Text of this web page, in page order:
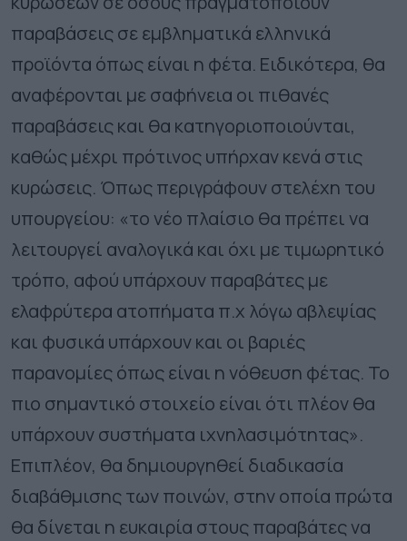
παραβάσεις σε εμβληματικά ελληνικά
προϊόντα όπως είναι η φέτα. Ειδικότερα, θα
αναφέρονται με σαφήνεια οι πιθανές
παραβάσεις και θα κατηγοριοποιούνται,
καθώς μέχρι πρότινος υπήρχαν κενά στις
κυρώσεις. Όπως περιγράφουν στελέχη του
υπουργείου: «το νέο πλαίσιο θα πρέπει να
λειτουργεί αναλογικά και όχι με τιμωρητικό
τρόπο, αφού υπάρχουν παραβάτες με
ελαφρύτερα ατοπήματα π.χ λόγω αβλεψίας
και φυσικά υπάρχουν και οι βαριές
παρανομίες όπως είναι η νόθευση φέτας. Το
πιο σημαντικό στοιχείο είναι ότι πλέον θα
υπάρχουν συστήματα ιχνηλασιμότητας».
Επιπλέον, θα δημιουργηθεί διαδικασία
διαβάθμισης των ποινών, στην οποία πρώτα
θα δίνεται η ευκαιρία στους παραβάτες να